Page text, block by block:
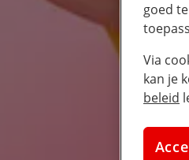
goed
Via
kan je
beleid